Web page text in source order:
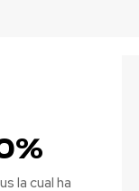
la cual ha